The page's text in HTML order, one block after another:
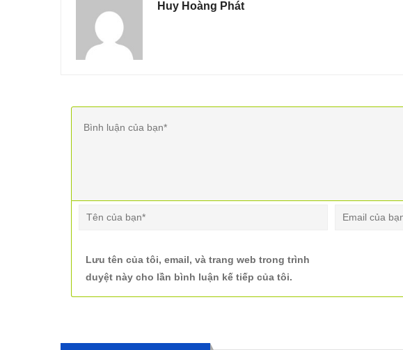
Huy Hoàng Phát
Lưu tên của tôi, email, và trang web trong trình
duyệt này cho lần bình luận kế tiếp của tôi.